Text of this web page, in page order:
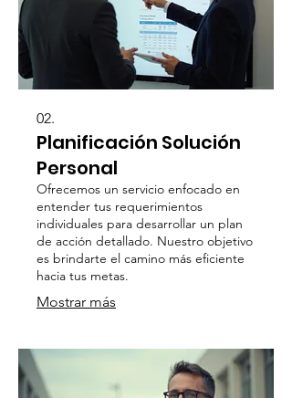
02.
Planificación Solución
Personal
Ofrecemos un servicio enfocado en
entender tus requerimientos
individuales para desarrollar un plan
de acción detallado. Nuestro objetivo
es brindarte el camino más eficiente
hacia tus metas.
Mostrar más